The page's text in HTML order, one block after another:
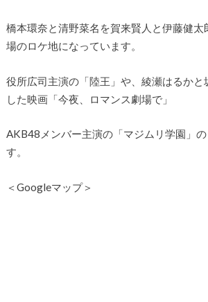
橋本環奈と清野菜名を賀来賢人と伊藤健太
場のロケ地になっています。
役所広司主演の「陸王」や、綾瀬はるかと
した映画「今夜、ロマンス劇場で」
AKB48メンバー主演の「マジムリ学園」
す。
＜Googleマップ＞